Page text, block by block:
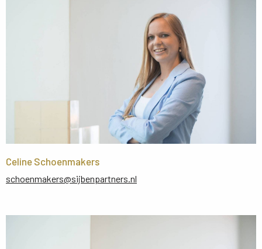
Celine Schoenmakers
schoenmakers@sijbenpartners.nl